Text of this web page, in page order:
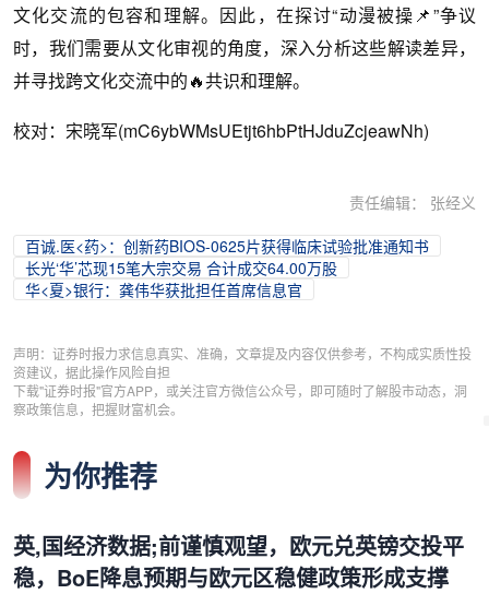
文化交流的包容和理解。因此，在探讨“动漫被操📌”争议
时，我们需要从文化审视的角度，深入分析这些解读差异，
并寻找跨文化交流中的🔥共识和理解。
校对：宋晓军(mC6ybWMsUEtjt6hbPtHJduZcjeawNh)
责任编辑： 张经义
百诚.医<药>：创新药BIOS-0625片获得临床试验批准通知书
长光‘华’芯现15笔大宗交易 合计成交64.00万股
华<夏>银行：龚伟华获批担任首席信息官
声明：证券时报力求信息真实、准确，文章提及内容仅供参考，不构成实质性投
资建议，据此操作风险自担
下载"证券时报"官方APP，或关注官方微信公众号，即可随时了解股市动态，洞
察政策信息，把握财富机会。
为你推荐
英,国经济数据;前谨慎观望，欧元兑英镑交投平
稳，BoE降息预期与欧元区稳健政策形成支撑